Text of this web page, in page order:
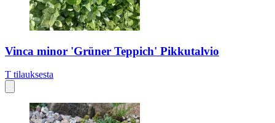
Vinca minor 'Grüner Teppich' Pikkutalvio
T tilauksesta